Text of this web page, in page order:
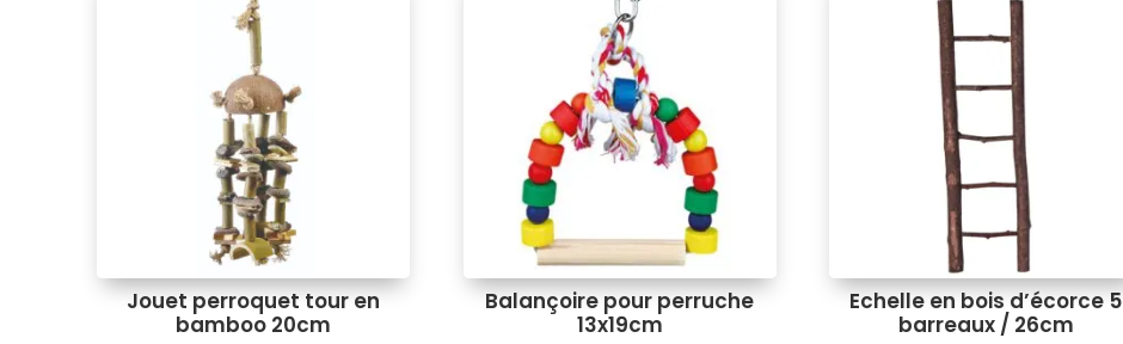
Jouet perroquet tour en
bamboo 20cm
Balançoire pour perruche
13x19cm
Echelle en bois d’écorce 5
barreaux / 26cm